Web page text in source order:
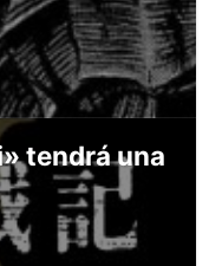
tendrá una